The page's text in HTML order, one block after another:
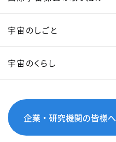
宇宙のしごと
宇宙のくらし
企業・研究機関の皆様へ